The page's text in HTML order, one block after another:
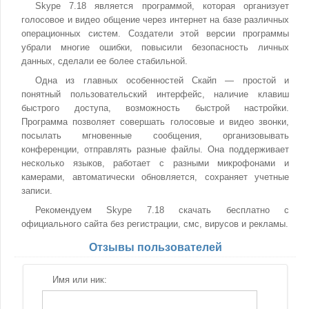
Skype 7.18 является программой, которая организует
голосовое и видео общение через интернет на базе различных
операционных систем. Создатели этой версии программы
убрали многие ошибки, повысили безопасность личных
данных, сделали ее более стабильной.
Одна из главных особенностей Скайп — простой и
понятный пользовательский интерфейс, наличие клавиш
быстрого доступа, возможность быстрой настройки.
Программа позволяет совершать голосовые и видео звонки,
посылать мгновенные сообщения, организовывать
конференции, отправлять разные файлы. Она поддерживает
несколько языков, работает с разными микрофонами и
камерами, автоматически обновляется, сохраняет учетные
записи.
Рекомендуем Skype 7.18 скачать бесплатно с
официального сайта без регистрации, смс, вирусов и рекламы.
Отзывы пользователей
Имя или ник: